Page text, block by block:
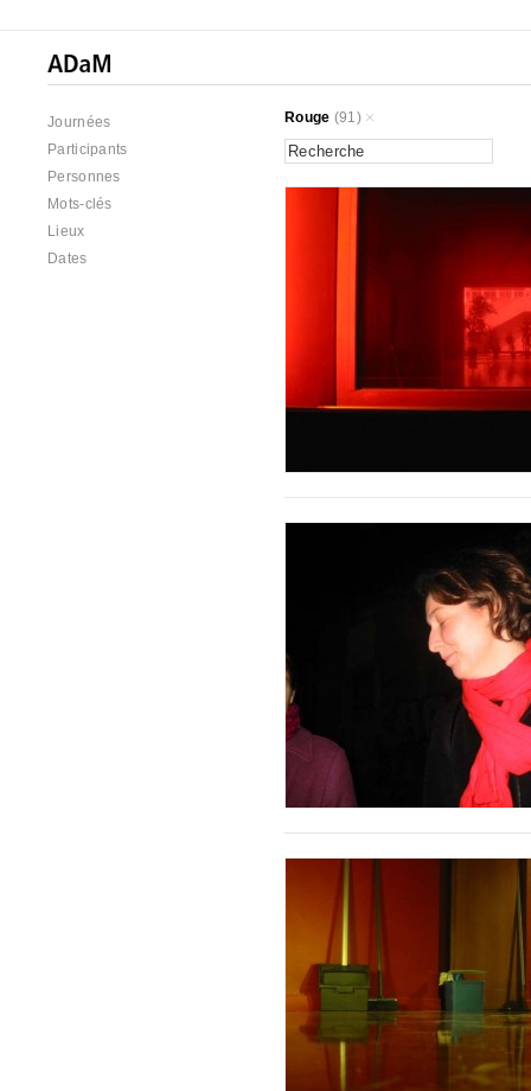
Journées
Participants
Personnes
Mots-clés
Lieux
Dates
Rouge (91)